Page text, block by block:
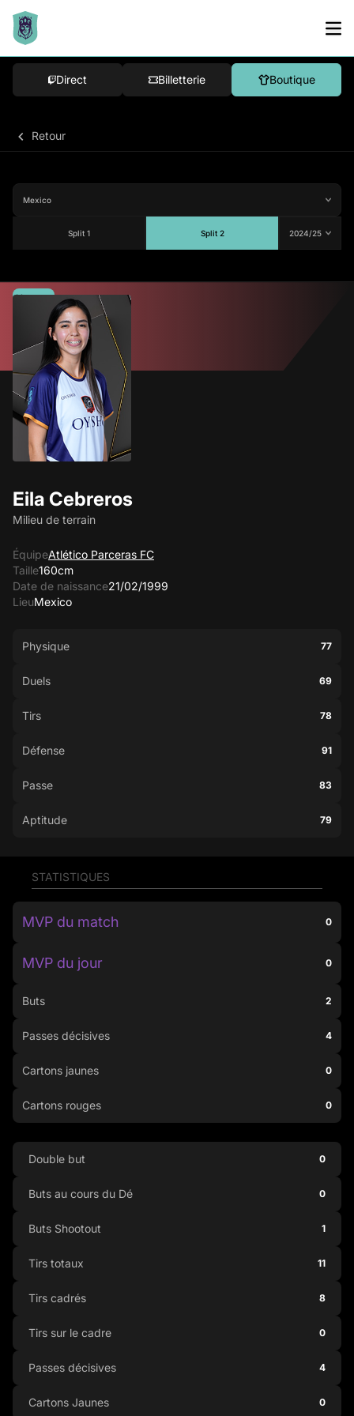
Direct Billetterie Boutique
Retour
Split 1 Split 2
Eila Cebreros
Milieu de terrain
ÉquipeAtlético Parceras FC
Taille160cm
Date de naissance21/02/1999
LieuMexico
Moyenne
Physique 77
Duels 69
Tirs 78
Défense 91
Passe 83
Aptitude 79
STATISTIQUES
MVP du match 0
MVP du jour 0
Buts 2
Passes décisives 4
Cartons jaunes 0
Cartons rouges 0
Double but 0
Buts au cours du Dé 0
Buts Shootout 1
Tirs totaux 11
Tirs cadrés 8
Tirs sur le cadre 0
Passes décisives 4
Cartons Jaunes 0